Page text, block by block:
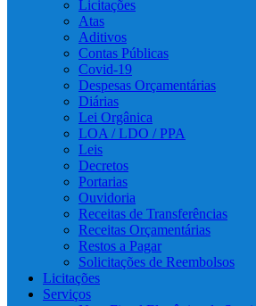
Licitações
Atas
Aditivos
Contas Públicas
Covid-19
Despesas Orçamentárias
Diárias
Lei Orgânica
LOA / LDO / PPA
Leis
Decretos
Portarias
Ouvidoria
Receitas de Transferências
Receitas Orçamentárias
Restos a Pagar
Solicitações de Reembolsos
Licitações
Serviços